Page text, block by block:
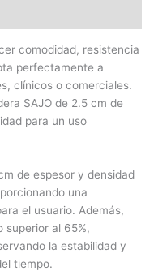
comodidad, resistencia
perfectamente a
clínicos o comerciales.
SAJO de 2.5 cm de
para un uso
de espesor y densidad
una
el usuario. Además,
superior al 65%,
la estabilidad y
tiempo.